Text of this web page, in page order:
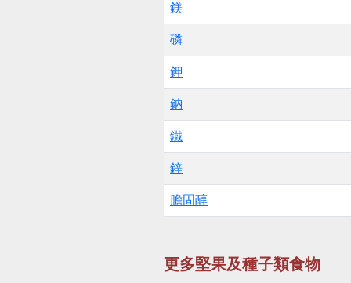
鎂
磷
鉀
鈉
鐵
鋅
膽固醇
更多堅果及種子類食物